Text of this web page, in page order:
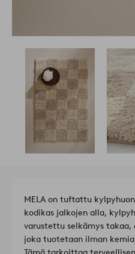
MELA on tuftattu
kodikas jalkojen alla,
varustettu selkämys
joka tuotetaan ilman